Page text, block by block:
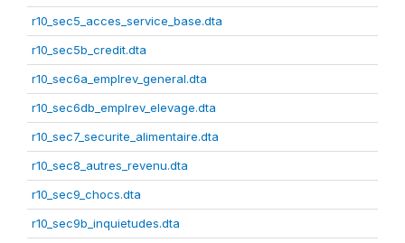
r10_sec5_acces_service_base.dta
r10_sec5b_credit.dta
r10_sec6a_emplrev_general.dta
r10_sec6db_emplrev_elevage.dta
r10_sec7_securite_alimentaire.dta
r10_sec8_autres_revenu.dta
r10_sec9_chocs.dta
r10_sec9b_inquietudes.dta